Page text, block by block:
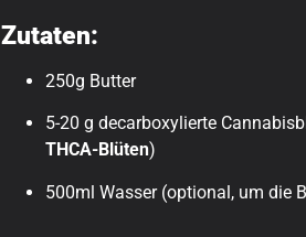
Zutaten:
250g Butter
5-20 g decarboxylierte
THCA-Blüten)
500ml Wasser (optional, um die